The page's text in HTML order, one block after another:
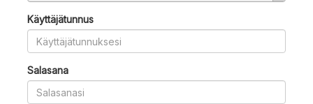
Käyttäjätunnus
Salasana